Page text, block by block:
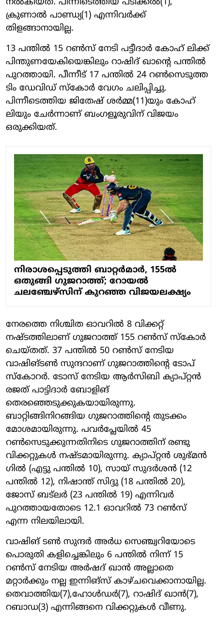
ക്രുണാല്‍ പാണ്ഡ്യ(1) എന്നിവര്‍ക്ക്
തിളങ്ങാനായില്ല.
13 പന്തില്‍ 15 റണ്‍സ് നേടി പട്ടീദാര്‍ കോഹ് ലിക്ക്
പിന്തുണയേകിയെങ്കിലും റാഷിദ് ഖാന്റെ പന്തില്‍
പുറത്തായി. പീന്നീട് 17 പന്തില്‍ 24 റണ്‍സെടുത്ത
ടിം ഡേവിഡ് സ്‌കോര്‍ വേഗം ചലിപ്പിച്ചു.
പിന്നീടെത്തിയ ജിതേഷ് ശര്‍മ്മ(11)യും കോഹ്
ലിയും ചേര്‍ന്നാണ് ബംഗളൂരുവിന് വിജയം
ഒരുക്കിയത്.
നിരാശപ്പെടുത്തി ബാറ്റര്‍മാര്‍, 155ല്‍
ഒതുങ്ങി ഗുജറാത്ത്; റോയല്‍
ചലഞ്ചേഴ്‌സിന് കുറഞ്ഞ വിജയലക്ഷ്യം
നേരത്തെ നിശ്ചിത ഓവറില്‍ 8 വിക്കറ്റ്
നഷ്ടത്തിലാണ് ഗുജറാത്ത് 155 റണ്‍സ് സ്‌കോര്‍
ചെയ്തത്. 37 പന്തില്‍ 50 റണ്‍സ് നേടിയ
വാഷിങ്ടണ്‍ സുന്ദറാണ് ഗുജറാത്തിന്റെ ടോപ്
സ്‌കോറര്‍. ടോസ് നേടിയ ആര്‍സിബി ക്യാപ്റ്റന്‍
രജത് പാട്ടിദാര്‍ ബോളിങ്
തെരഞ്ഞെടുക്കുകയായിരുന്നു.
ബാറ്റിങ്ങിനിറങ്ങിയ ഗുജറാത്തിന്റെ തുടക്കം
മോശമായിരുന്നു. പവര്‍പ്ലേയില്‍ 45
റണ്‍സെടുക്കുന്നതിനിടെ ഗുജറാത്തിന് രണ്ടു
വിക്കറ്റുകള്‍ നഷ്ടമായിരുന്നു. ക്യാപ്റ്റന്‍ ശുഭ്മന്‍
ഗില്‍ (എട്ടു പന്തില്‍ 10), സായ് സുദര്‍ശന്‍ (12
പന്തില്‍ 12), നിഷാന്ത് സിദ്ദു (18 പന്തില്‍ 20),
ജോസ് ബട്‌ലര്‍ (23 പന്തില്‍ 19) എന്നിവര്‍
പുറത്തായതോടെ 12.1 ഓവറില്‍ 73 റണ്‍സ്
എന്ന നിലയിലായി.
വാഷിങ് ടണ്‍ സുന്ദര്‍ അര്‍ധ സെഞ്ച്വറിയോടെ
പൊരുതി കളിച്ചെങ്കിലും 6 പന്തില്‍ നിന്ന് 15
റണ്‍സ് നേടിയ അര്‍ഷദ് ഖാന്‍ അല്ലാതെ
മറ്റാര്‍ക്കും നല്ല ഇന്നിങ്‌സ് കാഴ്ചവെക്കാനായില്ല.
തെവാത്തിയ(7),ഹോള്‍ഡര്‍(7), റാഷിദ് ഖാന്‍(7),
റബാഡ(3) എന്നിങ്ങനെ വിക്കറ്റുകള്‍ വീണു.